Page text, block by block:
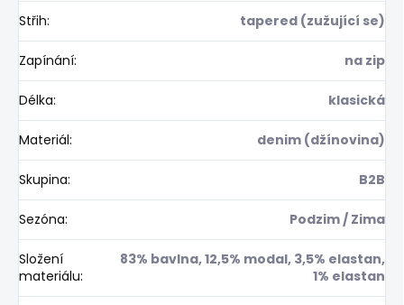
Střih: tapered (zužující se)
Zapínání: na zip
Délka: klasická
Materiál: denim (džínovina)
Skupina: B2B
Sezóna: Podzim / Zima
Složení
materiálu:
83% bavlna, 12,5% modal, 3,5% elastan,
1% elastan